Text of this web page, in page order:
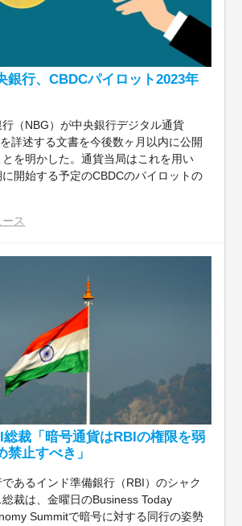
銀行、CBDCパイロット2023年
（NBG）が中央銀行デジタル通貨
を詳述する文書を今後数ヶ月以内に公開
を明かした。通貨当局はこれを用い
開始する予定のCBDCのパイロットの
ース
裁「暗号通貨はRBIの権限を弱
禁止すべき」
あるインド準備銀行（RBI）のシャク
裁は、金曜日のBusiness Today
Summitで暗号に対する同行の姿勢